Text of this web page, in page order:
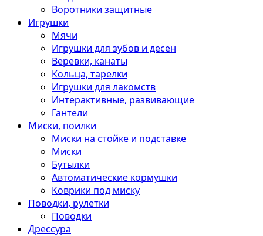
Воротники защитные
Игрушки
Мячи
Игрушки для зубов и десен
Веревки, канаты
Кольца, тарелки
Игрушки для лакомств
Интерактивные, развивающие
Гантели
Миски, поилки
Миски на стойке и подставке
Миски
Бутылки
Автоматические кормушки
Коврики под миску
Поводки, рулетки
Поводки
Дрессура